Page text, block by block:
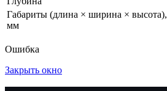
Габариты (длина × ширина × высота),
мм
Ошибка
Закрыть окно